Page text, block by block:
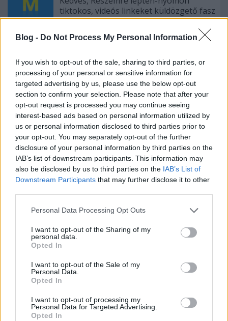
Blog - Do Not Process My Personal Information
If you wish to opt-out of the sale, sharing to third parties, or
processing of your personal or sensitive information for
targeted advertising by us, please use the below opt-out
section to confirm your selection. Please note that after your
opt-out request is processed you may continue seeing
interest-based ads based on personal information utilized by
us or personal information disclosed to third parties prior to
your opt-out. You may separately opt-out of the further
disclosure of your personal information by third parties on the
IAB’s list of downstream participants. This information may
also be disclosed by us to third parties on the IAB’s List of
Downstream Participants that may further disclose it to other
Please note that this website/app uses one or more Google
not limited to your visit or usage behaviour. You may click to
grant or deny consent to Google and its third-party tags to
use your data for below specified purposes in below Google
consent section.
Personal Data Processing Opt Outs
I want to opt-out of the Sharing of my
personal data.
Opted In
I want to opt-out of the Sale of my
Personal Data.
Opted In
I want to opt-out of processing my
Personal Data for Targeted Advertising.
Opted In
tiktokos, videós linkeket küldözgető fasz
Enbertársam!
Szólj hozzá!
A hozzászóláshoz be kell lépned!
baby bee (törölt)